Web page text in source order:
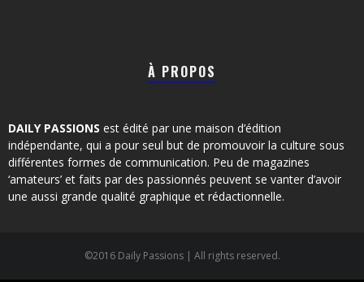
À PROPOS
DAILY PASSIONS est édité par une maison d’édition
indépendante, qui a pour seul but de promouvoir la culture sous
différentes formes de communication. Peu de magazines
‘amateurs’ et faits par des passionnés peuvent se vanter d’avoir
une aussi grande qualité graphique et rédactionnelle.
©2016 Daily Passions | All rights reserved.